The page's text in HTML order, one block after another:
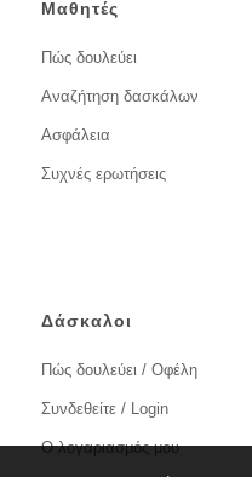
Μαθητές
Πώς δουλεύει
Αναζήτηση δασκάλων
Ασφάλεια
Συχνές ερωτήσεις
Δάσκαλοι
Πώς δουλεύει / Οφέλη
Συνδεθείτε / Login
Ο λογαριασμός μου